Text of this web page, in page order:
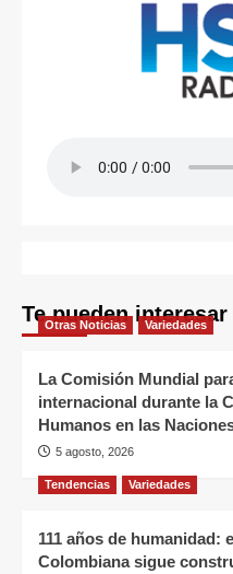
Te pueden interesar
Otras Noticias Variedades
La Comisión Mundial
internacional durante la
Humanos en las
5 agosto, 2026
Tendencias Variedades
111 años de humanidad:
Colombiana sigue